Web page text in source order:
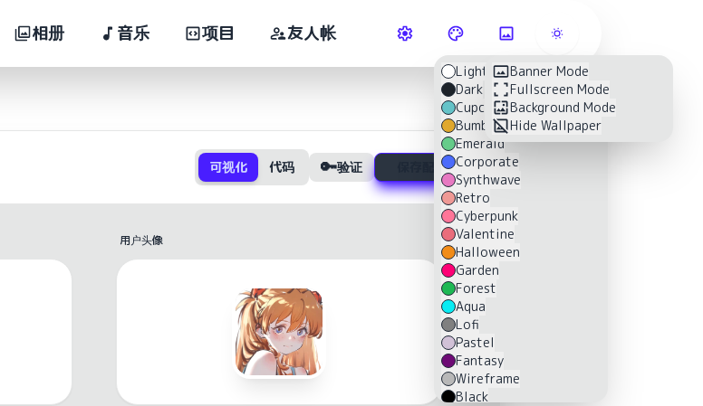
相册 音乐 项目 友人帐
Light
Dark
Cupcake
Bumblebee
Emerald
Corporate
Synthwave
Retro
Cyberpunk
Valentine
Halloween
Garden
Forest
Aqua
Lofi
Pastel
Fantasy
Wireframe
Black
Banner Mode
Fullscreen Mode
Background Mode
Hide Wallpaper
可视化 代码 🔑验证 保存配置
用户头像